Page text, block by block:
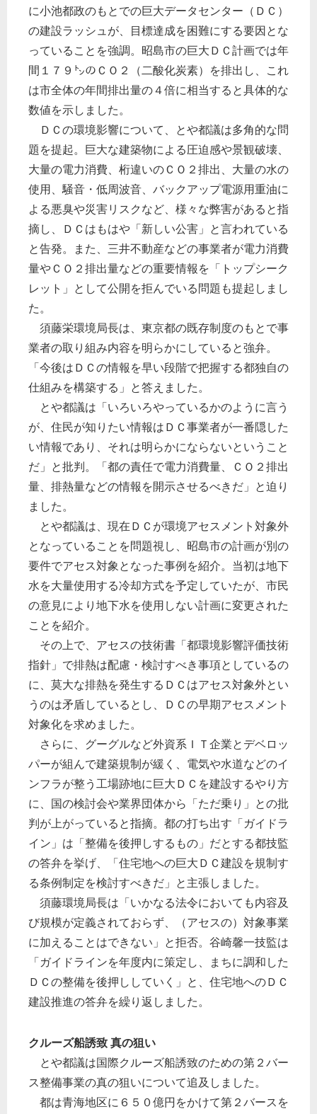
に小池都政のもとでの巨大データセンター（ＤＣ）
の建設ラッシュが、目標達成を困難にする要因とな
っていることを強調。昭島市の巨大ＤＣ計画では年
間１７９㌧のＣＯ２（二酸化炭素）を排出し、これ
は市全体の年間排出量の４倍に相当すると具体的な
数値を示しました。
ＤＣの環境影響について、とや都議は多角的な問
題を提起。巨大な建築物による圧迫感や景観破壊、
大量の電力消費、桁違いのＣＯ２排出、大量の水の
使用、騒音・低周波音、バックアップ電源用重油に
よる悪臭や災害リスクなど、様々な弊害があると指
摘し、ＤＣはもはや「新しい公害」と言われている
と告発。また、三井不動産などの事業者が電力消費
量やＣＯ２排出量などの重要情報を「トップシーク
レット」として公開を拒んでいる問題も提起しまし
た。
須藤栄環境局長は、東京都の既存制度のもとで事
業者の取り組み内容を明らかにしていると強弁。
「今後はＤＣの情報を早い段階で把握する都独自の
仕組みを構築する」と答えました。
とや都議は「いろいろやっているかのように言う
が、住民が知りたい情報はＤＣ事業者が一番隠した
い情報であり、それは明らかにならないということ
だ」と批判。「都の責任で電力消費量、ＣＯ２排出
量、排熱量などの情報を開示させるべきだ」と迫り
ました。
とや都議は、現在ＤＣが環境アセスメント対象外
となっていることを問題視し、昭島市の計画が別の
要件でアセス対象となった事例を紹介。当初は地下
水を大量使用する冷却方式を予定していたが、市民
の意見により地下水を使用しない計画に変更された
ことを紹介。
その上で、アセスの技術書「都環境影響評価技術
指針」で排熱は配慮・検討すべき事項としているの
に、莫大な排熱を発生するＤＣはアセス対象外とい
うのは矛盾しているとし、ＤＣの早期アセスメント
対象化を求めました。
さらに、グーグルなど外資系ＩＴ企業とデベロッ
パーが組んで建築規制が緩く、電気や水道などのイ
ンフラが整う工場跡地に巨大ＤＣを建設するやり方
に、国の検討会や業界団体から「ただ乗り」との批
判が上がっていると指摘。都の打ち出す「ガイドラ
イン」は「整備を後押しするもの」だとする都技監
の答弁を挙げ、「住宅地への巨大ＤＣ建設を規制す
る条例制定を検討すべきだ」と主張しました。
須藤環境局長は「いかなる法令においても内容及
び規模が定義されておらず、（アセスの）対象事業
に加えることはできない」と拒否。谷崎馨一技監は
「ガイドラインを年度内に策定し、まちに調和した
ＤＣの整備を後押ししていく」と、住宅地へのＤＣ
建設推進の答弁を繰り返しました。
クルーズ船誘致 真の狙い
とや都議は国際クルーズ船誘致のための第２バー
ス整備事業の真の狙いについて追及しました。
都は青海地区に６５０億円をかけて第２バースを